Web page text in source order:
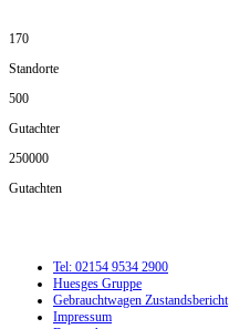
170
Standorte
500
Gutachter
250000
Gutachten
Tel: 02154 9534 2900
Huesges Gruppe
Gebrauchtwagen Zustandsbericht
Impressum